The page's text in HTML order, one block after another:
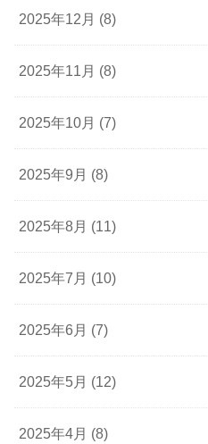
2025年12月 (8)
2025年11月 (8)
2025年10月 (7)
2025年9月 (8)
2025年8月 (11)
2025年7月 (10)
2025年6月 (7)
2025年5月 (12)
2025年4月 (8)